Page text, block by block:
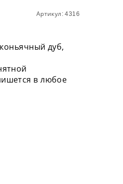
Артикул: 4316
дуб,
в любое